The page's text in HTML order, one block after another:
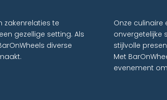
zakenrelaties te
gezellige setting. Als
diverse
Onze
onvergetelijke
stijlvolle
Met
evenement